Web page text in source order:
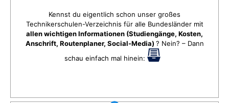
Kennst du eigentlich schon unser großes
Technikerschulen-Verzeichnis für alle Bundesländer mit
allen wichtigen Informationen (Studiengänge, Kosten,
Anschrift, Routenplaner, Social-Media) ? Nein? – Dann
schau einfach mal hinein: